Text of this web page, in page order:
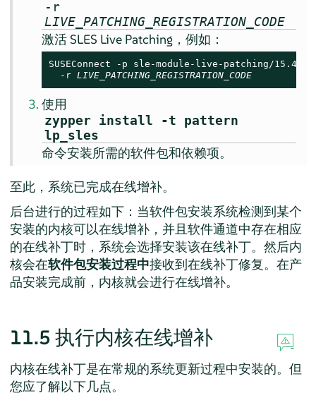
-r
LIVE_PATCHING_REGISTRATION_CODE
激活 SLES Live Patching，例如：
SUSEConnect -p sle-module-live-patching/15.4/
  -r
LIVE_PATCHING_REGISTRATION_CODE
使用
zypper install -t pattern
lp_sles
命令安装所需的软件包和依赖项。
至此，系统已完成在线增补。
后台进行的过程如下：当软件包安装系统检测到某个
安装的内核可以在线增补，并且软件通道中存在相应
的在线补丁时，系统会选择安装该在线补丁。然后内
核会在软件包安装过程中接收到在线补丁修复。在产
品安装完成前，内核就会进行在线增补。
11.5 执行内核在线增补
内核在线补丁是在常规的系统更新过程中安装的。但
您应了解以下几点。